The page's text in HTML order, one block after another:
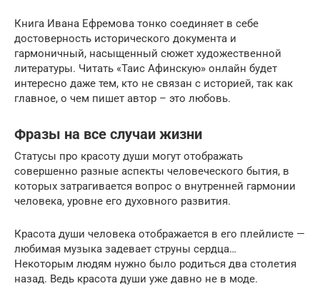
Книга Ивана Ефремова тонко соединяет в себе
достоверность исторического документа и
гармоничный, насыщенный сюжет художественной
литературы. Читать «Таис Афинскую» онлайн будет
интересно даже тем, кто не связан с историей, так как
главное, о чем пишет автор – это любовь.
Фразы на все случаи жизни
Статусы про красоту души могут отображать
совершенно разные аспекты человеческого бытия, в
которых затрагивается вопрос о внутренней гармонии
человека, уровне его духовного развития.
Красота души человека отображается в его плейлисте —
любимая музыка задевает струны сердца…
Некоторым людям нужно было родиться два столетия
назад. Ведь красота души уже давно не в моде.